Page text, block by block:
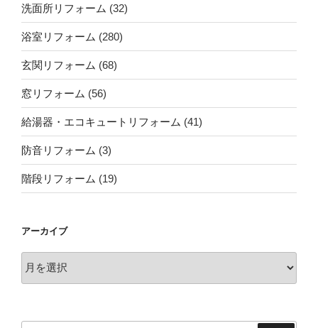
洗面所リフォーム (32)
浴室リフォーム (280)
玄関リフォーム (68)
窓リフォーム (56)
給湯器・エコキュートリフォーム (41)
防音リフォーム (3)
階段リフォーム (19)
アーカイブ
ー